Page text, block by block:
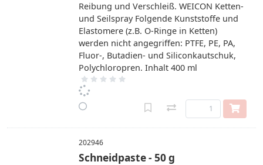
Reibung und Verschleiß. WEICON Ketten-
und Seilspray Folgende Kunststoffe und
Elastomere (z.B. O-Ringe in Ketten)
werden nicht angegriffen: PTFE, PE, PA,
Fluor-, Butadien- und Siliconkautschuk,
Polychloropren. Inhalt 400 ml
202946
Schneidpaste - 50 g